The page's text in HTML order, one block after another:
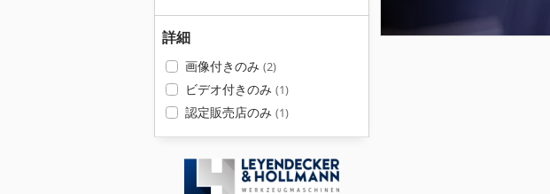
詳細
画像付きのみ (2)
ビデオ付きのみ (1)
認定販売店のみ (1)